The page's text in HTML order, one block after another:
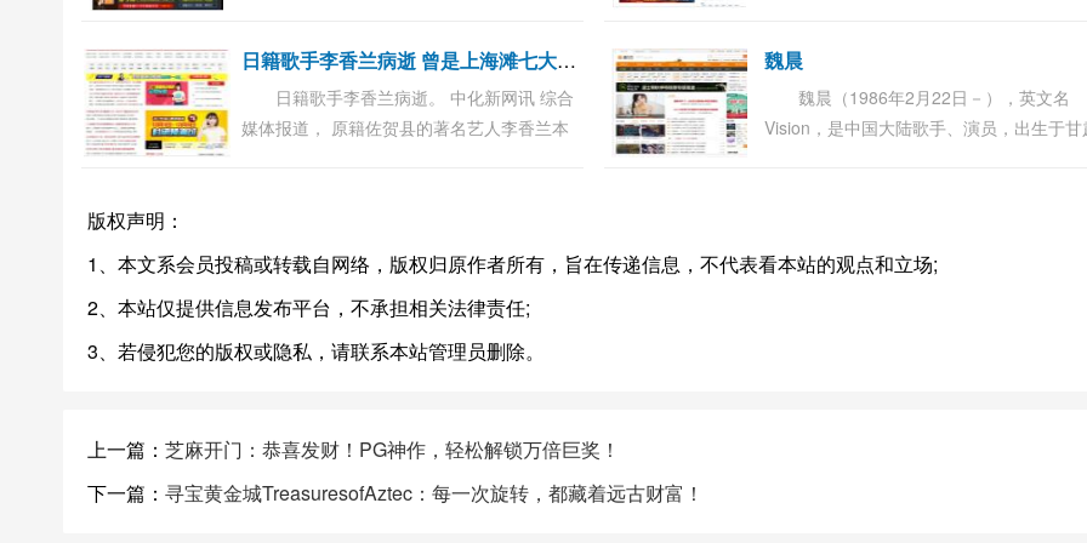
阅读量分分...
身）监事...
日
籍歌手李香兰病逝 曾是上海滩七大歌星之一
日籍歌手李香兰病逝。 中化新网讯 综合
媒体报道， 原籍佐贺县的著名艺人李香兰本
魏晨
魏晨（1986年2月22日－），英文名
Vision，是中国大陆歌手、演员，出生于甘
版权声明：
1、本文系会员投稿或转载自网络，版权归原作者所有，旨在传递信息，不代表看本站的观点和立场;
2、本站仅提供信息发布平台，不承担相关法律责任;
3、若侵犯您的版权或隐私，请联系本站管理员删除。
上一篇： 芝麻开门：恭喜发财！PG神作，轻松解锁万倍巨奖！
下一篇： 寻宝黄金城TreasuresofAztec：每一次旋转，都藏着远古财富！